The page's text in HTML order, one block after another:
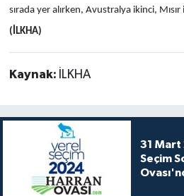
sırada yer alırken, Avustralya ikinci,
(İLKHA)
Kaynak: İLKHA
31 Mart
Seçim